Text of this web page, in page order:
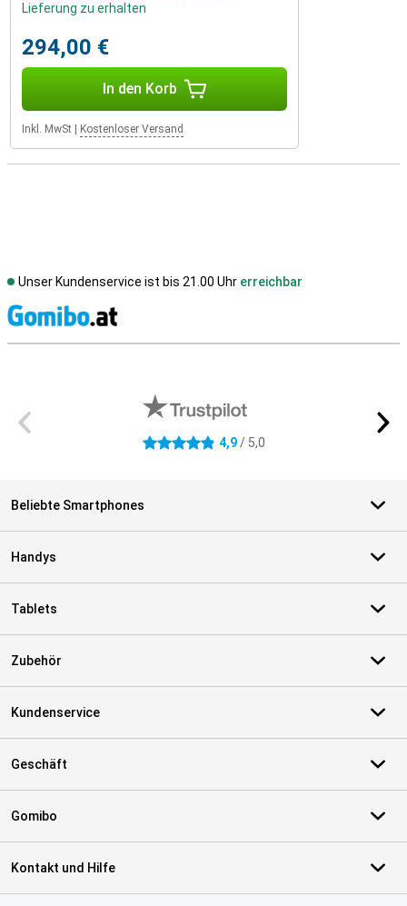
Lieferung zu erhalten
294,00 €
In den Korb
Inkl. MwSt Kostenloser Versand
Unser Kundenservice ist bis 21.00 Uhr erreichbar
4.9 Sterne 4,9/ 5,0
Beliebte Smartphones
Handys
Tablets
Zubehör
Kundenservice
Geschäft
Gomibo
Kontakt und Hilfe